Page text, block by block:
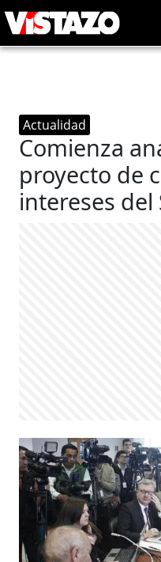
Actualidad
Comienza
proyecto de
intereses del